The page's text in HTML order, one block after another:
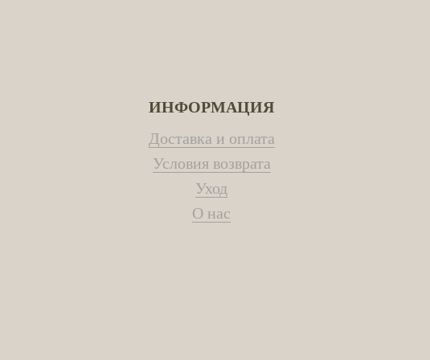
ИНФОРМАЦИЯ
Доставка и оплата
Условия возврата
Уход
О наc